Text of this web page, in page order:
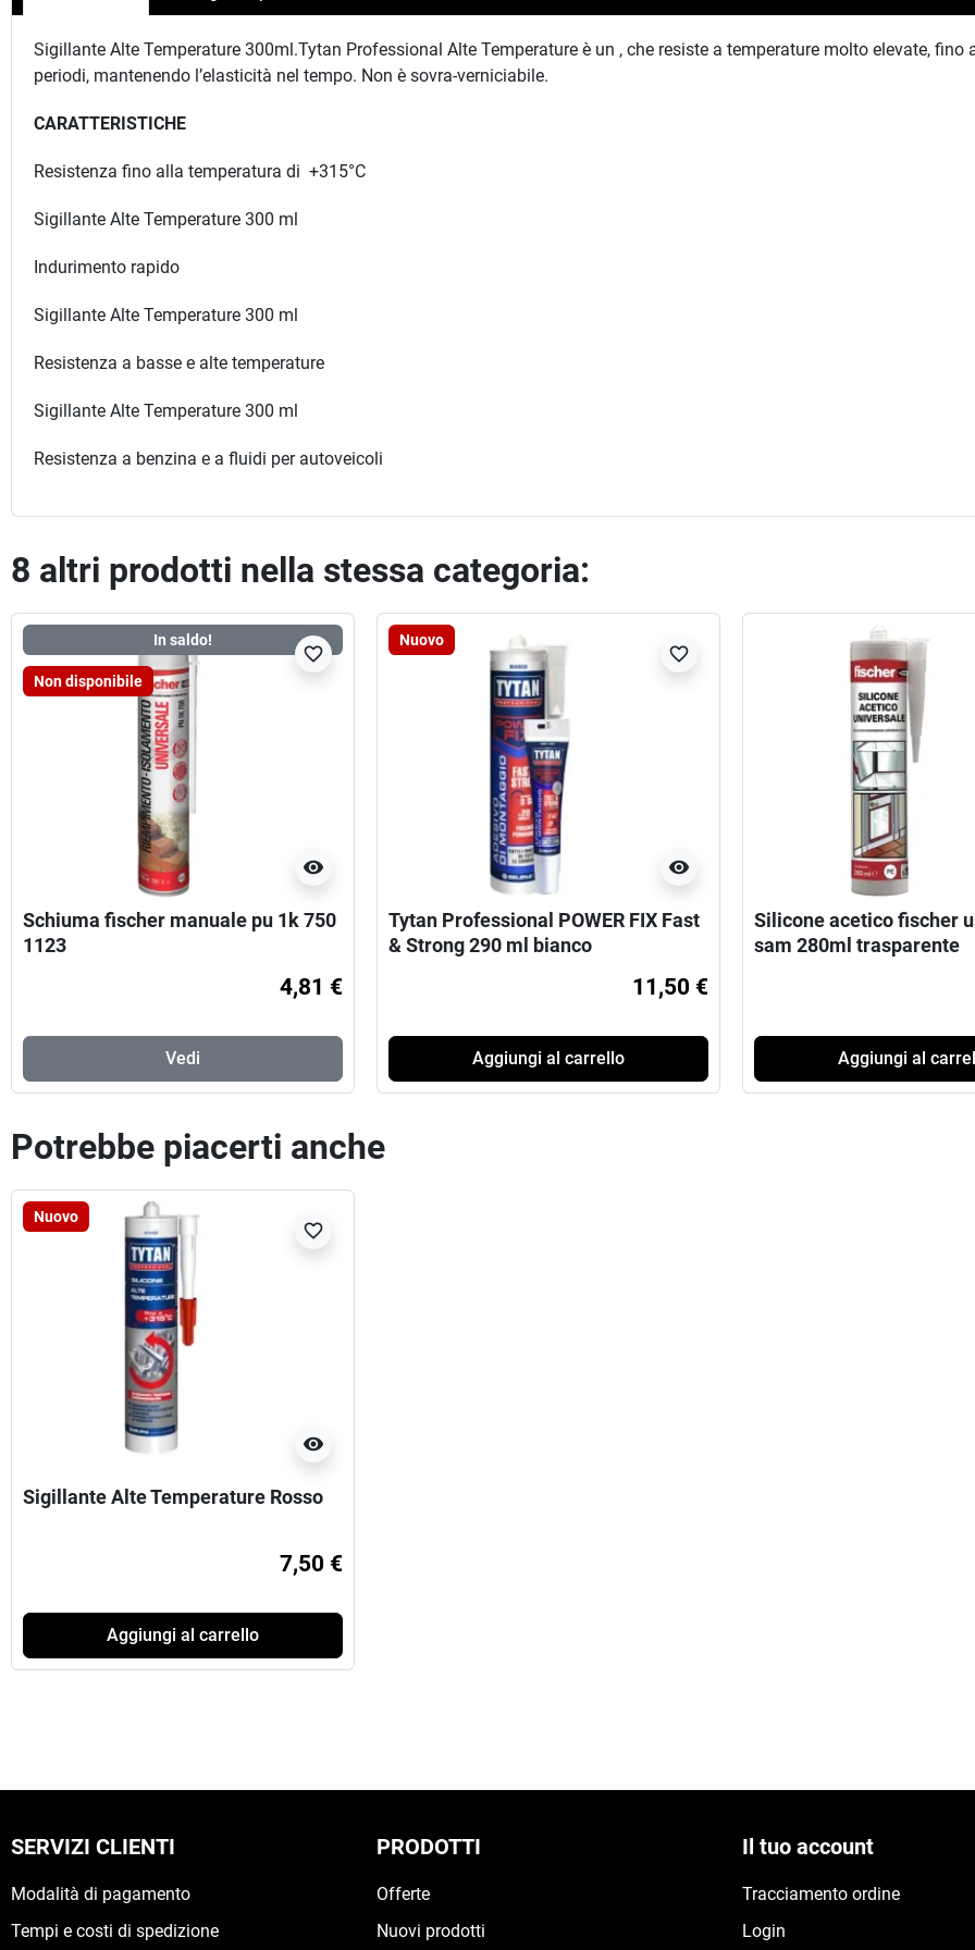
Sigillante Alte Temperature 300ml.Tytan Professional Alte Temperature è un , che resiste a temperature molto elevate, fino
periodi, mantenendo l’elasticità nel tempo. Non è sovra-verniciabile.
CARATTERISTICHE
Resistenza fino alla temperatura di +315°C
Sigillante Alte Temperature 300 ml
Indurimento rapido
Sigillante Alte Temperature 300 ml
Resistenza a basse e alte temperature
Sigillante Alte Temperature 300 ml
Resistenza a benzina e a fluidi per autoveicoli
8 altri prodotti nella stessa categoria:
In saldo!
Non disponibile
visibility
favorite_border
Schiuma fischer manuale pu 1k 750
1123
4,81 €
Vedi
Nuovo
visibility
favorite_border
Tytan Professional POWER FIX Fast
& Strong 290 ml bianco
11,50 €
Aggiungi al carrello
Silicone acetico fischer
sam 280ml trasparente
Aggiungi al
Potrebbe piacerti anche
Nuovo
visibility
favorite_border
Sigillante Alte Temperature Rosso
7,50 €
Aggiungi al carrello
SERVIZI CLIENTI
Modalità di pagamento
Tempi e costi di spedizione
PRODOTTI
Offerte
Nuovi prodotti
Il tuo account
Tracciamento ordine
Login